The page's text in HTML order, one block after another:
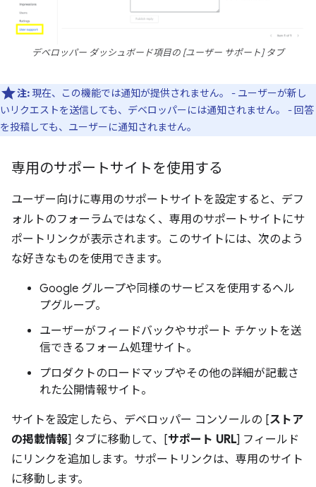
デベロッパー ダッシュボード項目の [ユーザー サポート] タブ
注: 現在、この機能では通知が提供されません。 - ユーザーが新し
いリクエストを送信しても、デベロッパーには通知されません。 - 回答
を投稿しても、ユーザーに通知されません。
専用のサポートサイトを使用する
ユーザー向けに専用のサポートサイトを設定すると、デフ
ォルトのフォーラムではなく、専用のサポートサイトにサ
ポートリンクが表示されます。このサイトには、次のよう
な好きなものを使用できます。
Google グループや同様のサービスを使用するヘル
プグループ。
ユーザーがフィードバックやサポート チケットを送
信できるフォーム処理サイト。
プロダクトのロードマップやその他の詳細が記載さ
れた公開情報サイト。
サイトを設定したら、デベロッパー コンソールの [ストア
の掲載情報] タブに移動して、[サポート URL] フィールド
にリンクを追加します。サポートリンクは、専用のサイト
に移動します。